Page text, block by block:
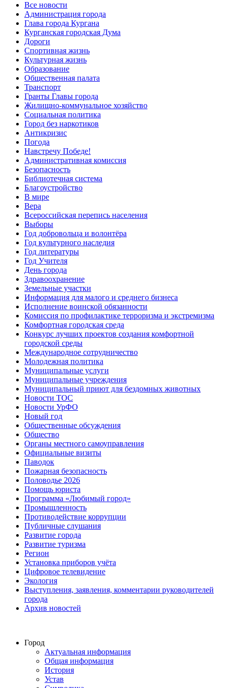
Все новости
Администрация города
Глава города Кургана
Курганская городская Дума
Дороги
Спортивная жизнь
Культурная жизнь
Образование
Общественная палата
Транспорт
Гранты Главы города
Жилищно-коммунальное хозяйство
Социальная политика
Город без наркотиков
Антикризис
Погода
Навстречу Победе!
Административная комиссия
Безопасность
Библиотечная система
Благоустройство
В мире
Вера
Всероссийская перепись населения
Выборы
Год добровольца и волонтёра
Год культурного наследия
Год литературы
Год Учителя
День города
Здравоохранение
Земельные участки
Информация для малого и среднего бизнеса
Исполнение воинской обязанности
Комиссия по профилактике терроризма и экстремизма
Комфортная городская среда
Конкурс лучших проектов создания комфортной
городской среды
Международное сотрудничество
Молодежная политика
Муниципальные услуги
Муниципальные учреждения
Муниципальный приют для бездомных животных
Новости ТОС
Новости УрФО
Новый год
Общественные обсуждения
Общество
Органы местного самоуправления
Официальные визиты
Паводок
Пожарная безопасность
Половодье 2026
Помощь юриста
Программа «Любимый город»
Промышленность
Противодействие коррупции
Публичные слушания
Развитие города
Развитие туризма
Регион
Установка приборов учёта
Цифровое телевидение
Экология
Выступления, заявления, комментарии руководителей
города
Архив новостей
Город
Актуальная информация
Общая информация
История
Устав